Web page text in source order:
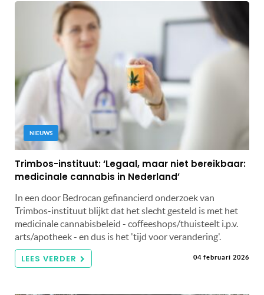
NIEUWS
Trimbos-instituut: ‘Legaal, maar niet bereikbaar:
medicinale cannabis in Nederland’
In een door Bedrocan gefinancierd onderzoek van
Trimbos-instituut blijkt dat het slecht gesteld is met het
medicinale cannabisbeleid - coffeeshops/thuisteelt i.p.v.
arts/apotheek - en dus is het 'tijd voor verandering'.
LEES VERDER 04 februari 2026